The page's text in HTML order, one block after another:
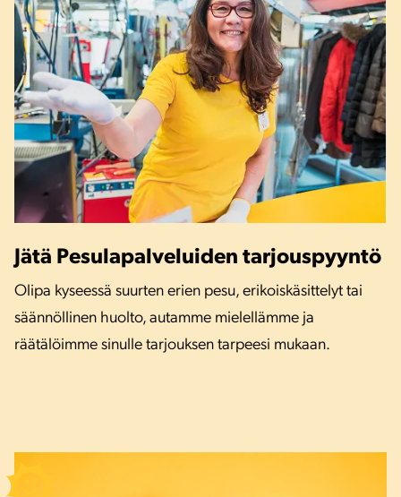
Jätä Pesulapalveluiden tarjouspyyntö
Olipa kyseessä suurten erien pesu, erikoiskäsittelyt tai
säännöllinen huolto, autamme mielellämme ja
räätälöimme sinulle tarjouksen tarpeesi mukaan.